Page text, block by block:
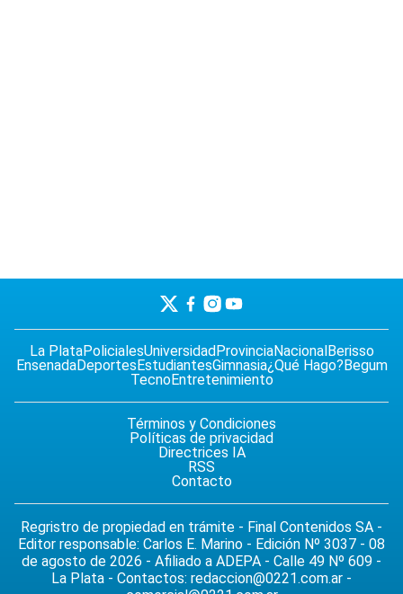
La PlataPolicialesUniversidad ProvinciaNacional Berisso
EnsenadaDeportes EstudiantesGimnasia¿Qué Hago? Begum
TecnoEntretenimiento
Términos y Condiciones
Políticas de privacidad
Directrices IA
RSS
Contacto
Regristro de propiedad en trámite - Final Contenidos SA -
Editor responsable: Carlos E. Marino - Edición Nº 3037 - 08
de agosto de 2026 - Afiliado a ADEPA - Calle 49 Nº 609 -
La Plata - Contactos: redaccion@0221.com.ar -